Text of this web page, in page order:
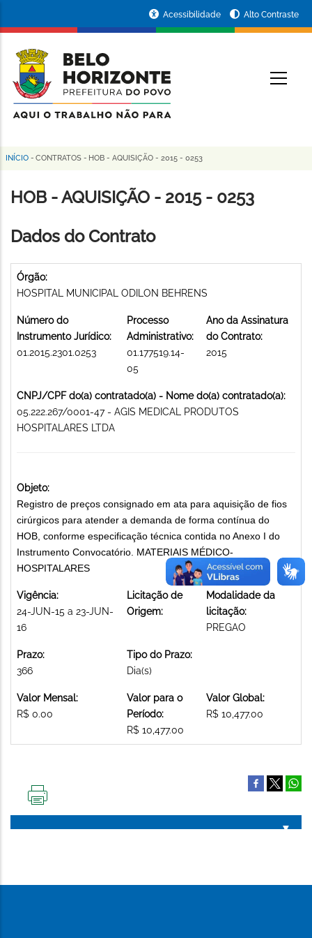
conteúdo
principal
da
Prefeitura
de
Horizonte
Acessibilidade Alto Contraste
Trilha
de
INÍCIO - CONTRATOS - HOB - AQUISIÇÃO - 2015 - 0253
HOB - AQUISIÇÃO - 2015 - 0253
Dados do Contrato
Órgão:
HOSPITAL MUNICIPAL ODILON BEHRENS
Número do
Instrumento Jurídico:
01.2015.2301.0253
Processo
Administrativo:
01.177519.14-
05
Ano da Assinatura
do Contrato:
2015
CNPJ/CPF do(a) contratado(a) - Nome do(a) contratado(a):
05.222.267/0001-47 - AGIS MEDICAL PRODUTOS
HOSPITALARES LTDA
Objeto:
Registro de preços consignado em ata para aquisição de fios
cirúrgicos para atender a demanda de forma contínua do
HOB, conforme especificação técnica contida no Anexo I do
Instrumento Convocatório. MATERIAIS MÉDICO-
HOSPITALARES
Vigência:
24-JUN-15 a 23-JUN-
16
Licitação de
Origem:
Modalidade da
licitação:
PREGAO
Prazo:
366
Tipo do Prazo:
Dia(s)
Valor Mensal:
R$ 0.00
Valor para o
Período:
R$ 10,477.00
Valor Global:
R$ 10,477.00
PÁGINA